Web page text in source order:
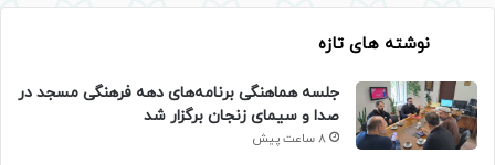
نوشته های تازه
جلسه هماهنگی برنامه‌های دهه فرهنگی مسجد در
صدا و سیمای زنجان برگزار شد
8 ساعت پیش